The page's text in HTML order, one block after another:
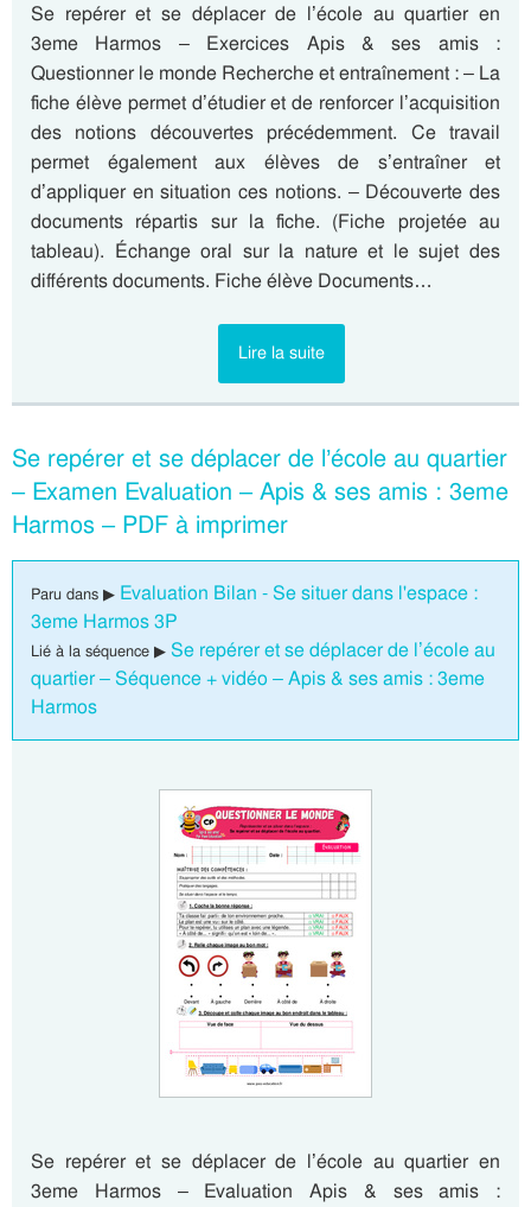
Se repérer et se déplacer de l’école au quartier en
3eme Harmos – Exercices Apis & ses amis :
Questionner le monde Recherche et entraînement : – La
fiche élève permet d’étudier et de renforcer l’acquisition
des notions découvertes précédemment. Ce travail
permet également aux élèves de s’entraîner et
d’appliquer en situation ces notions. – Découverte des
documents répartis sur la fiche. (Fiche projetée au
tableau). Échange oral sur la nature et le sujet des
différents documents. Fiche élève Documents…
Lire la suite
Se repérer et se déplacer de l’école au quartier
– Examen Evaluation – Apis & ses amis : 3eme
Harmos – PDF à imprimer
Paru dans ▶ Evaluation Bilan - Se situer dans l'espace :
3eme Harmos 3P
Lié à la séquence ▶ Se repérer et se déplacer de l’école au
quartier – Séquence + vidéo – Apis & ses amis : 3eme
Harmos
Se repérer et se déplacer de l’école au quartier en
3eme Harmos – Evaluation Apis & ses amis :